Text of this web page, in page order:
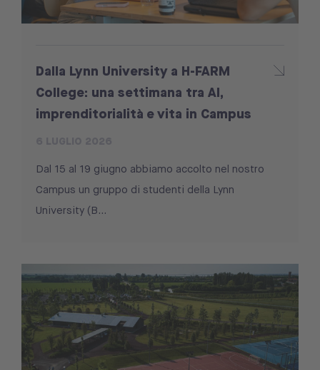
Dalla Lynn University a H-FARM
College: una settimana tra AI,
imprenditorialità e vita in Campus
Dal 15 al 19 giugno abbiamo accolto nel nostro
Campus un gruppo di studenti della Lynn
University (B...